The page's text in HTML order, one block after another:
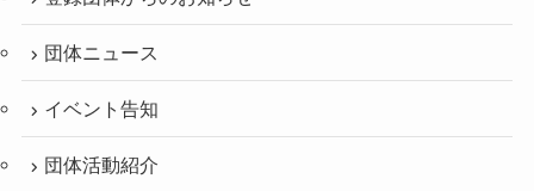
団体ニュース
イベント告知
団体活動紹介